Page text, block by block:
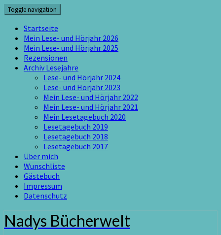
Skip
to
content
Toggle navigation
Startseite
Mein Lese- und Hörjahr 2026
Mein Lese- und Hörjahr 2025
Rezensionen
Archiv Lesejahre
Lese- und Hörjahr 2024
Lese- und Hörjahr 2023
Mein Lese- und Hörjahr 2022
Mein Lese- und Hörjahr 2021
Mein Lesetagebuch 2020
Lesetagebuch 2019
Lesetagebuch 2018
Lesetagebuch 2017
Über mich
Wunschliste
Gästebuch
Impressum
Datenschutz
Nadys Bücherwelt